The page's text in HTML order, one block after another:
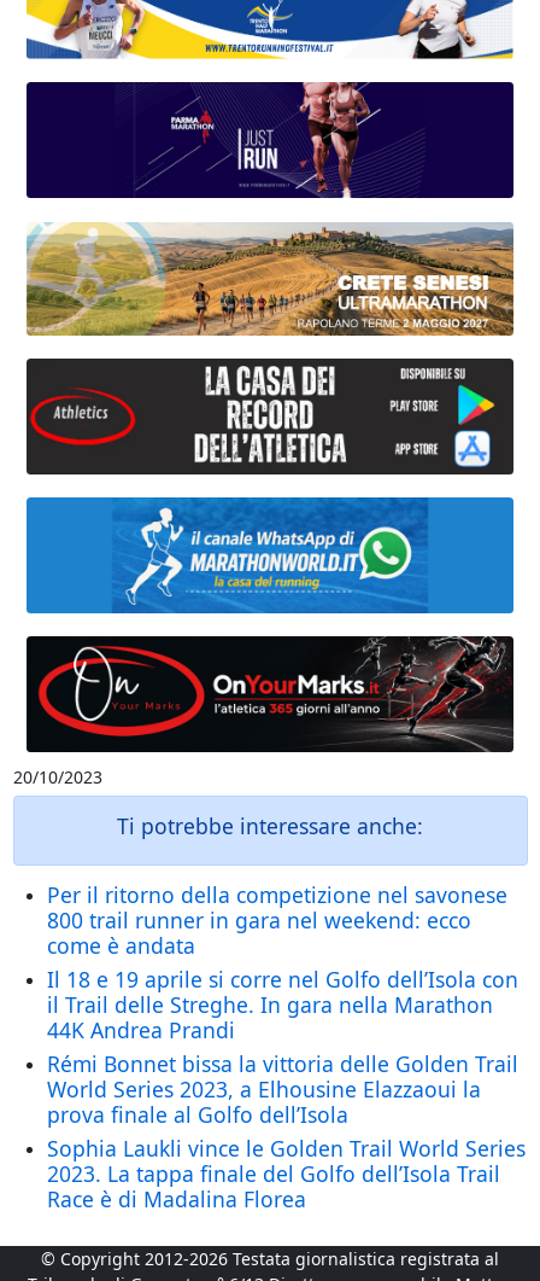
20/10/2023
Ti potrebbe interessare anche:
Per il ritorno della competizione nel savonese
800 trail runner in gara nel weekend: ecco
come è andata
Il 18 e 19 aprile si corre nel Golfo dell’Isola con
il Trail delle Streghe. In gara nella Marathon
44K Andrea Prandi
Rémi Bonnet bissa la vittoria delle Golden Trail
World Series 2023, a Elhousine Elazzaoui la
prova finale al Golfo dell’Isola
Sophia Laukli vince le Golden Trail World Series
2023. La tappa finale del Golfo dell’Isola Trail
Race è di Madalina Florea
© Copyright 2012-2026 Testata giornalistica registrata al